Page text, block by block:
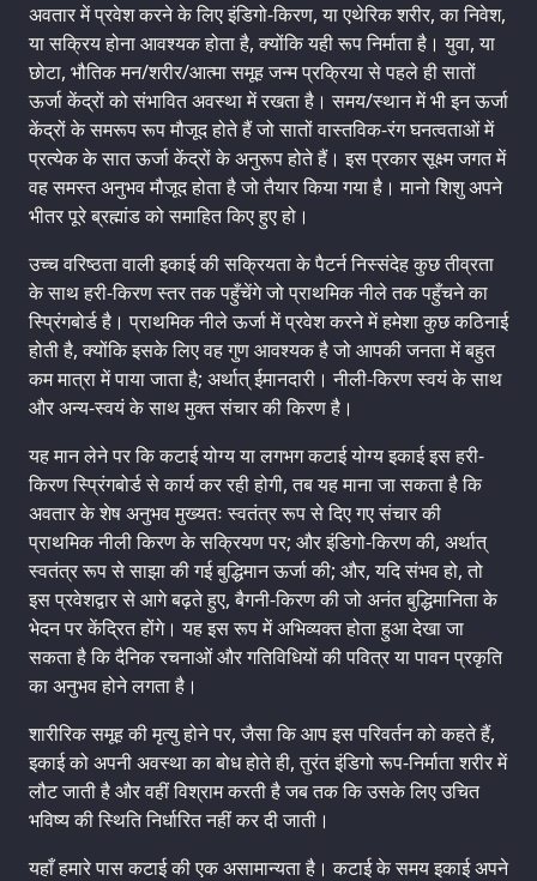
अवतार में प्रवेश करने के लिए इंडिगो-किरण, या एथेरिक शरीर, का निवेश,
या सक्रिय होना आवश्यक होता है, क्योंकि यही रूप निर्माता है। युवा, या
छोटा, भौतिक मन/शरीर/आत्मा समूह जन्म प्रक्रिया से पहले ही सातों
ऊर्जा केंद्रों को संभावित अवस्था में रखता है। समय/स्थान में भी इन ऊर्जा
केंद्रों के समरूप रूप मौजूद होते हैं जो सातों वास्तविक-रंग घनत्वताओं में
प्रत्येक के सात ऊर्जा केंद्रों के अनुरूप होते हैं। इस प्रकार सूक्ष्म जगत में
वह समस्त अनुभव मौजूद होता है जो तैयार किया गया है। मानो शिशु अपने
भीतर पूरे ब्रह्मांड को समाहित किए हुए हो।
उच्च वरिष्ठता वाली इकाई की सक्रियता के पैटर्न निस्संदेह कुछ तीव्रता
के साथ हरी-किरण स्तर तक पहुँचेंगे जो प्राथमिक नीले तक पहुँचने का
स्प्रिंगबोर्ड है। प्राथमिक नीले ऊर्जा में प्रवेश करने में हमेशा कुछ कठिनाई
होती है, क्योंकि इसके लिए वह गुण आवश्यक है जो आपकी जनता में बहुत
कम मात्रा में पाया जाता है; अर्थात् ईमानदारी। नीली-किरण स्वयं के साथ
और अन्य-स्वयं के साथ मुक्त संचार की किरण है।
यह मान लेने पर कि कटाई योग्य या लगभग कटाई योग्य इकाई इस हरी-
किरण स्प्रिंगबोर्ड से कार्य कर रही होगी, तब यह माना जा सकता है कि
अवतार के शेष अनुभव मुख्यतः स्वतंत्र रूप से दिए गए संचार की
प्राथमिक नीली किरण के सक्रियण पर; और इंडिगो-किरण की, अर्थात्
स्वतंत्र रूप से साझा की गई बुद्धिमान ऊर्जा की; और, यदि संभव हो, तो
इस प्रवेशद्वार से आगे बढ़ते हुए, बैगनी-किरण की जो अनंत बुद्धिमानिता के
भेदन पर केंद्रित होंगे। यह इस रूप में अभिव्यक्त होता हुआ देखा जा
सकता है कि दैनिक रचनाओं और गतिविधियों की पवित्र या पावन प्रकृति
का अनुभव होने लगता है।
शारीरिक समूह की मृत्यु होने पर, जैसा कि आप इस परिवर्तन को कहते हैं,
इकाई को अपनी अवस्था का बोध होते ही, तुरंत इंडिगो रूप-निर्माता शरीर में
लौट जाती है और वहीं विश्राम करती है जब तक कि उसके लिए उचित
भविष्य की स्थिति निर्धारित नहीं कर दी जाती।
यहाँ हमारे पास कटाई की एक असामान्यता है। कटाई के समय इकाई अपने